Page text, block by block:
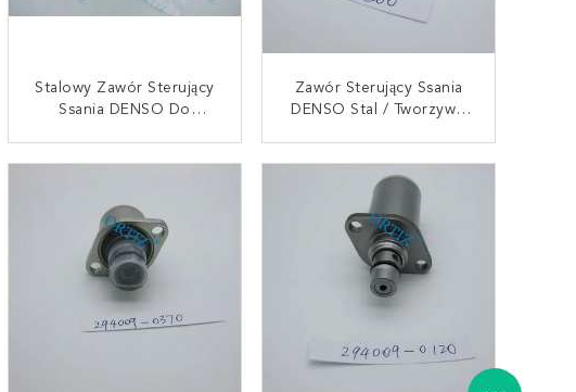
Stalowy Zawór Sterujący
Ssania DENSO Do
SKONTAKTUJ SIĘ TERAZ
Zawór Sterujący Ssania
DENSO Stal / Tworzywo
SKONTAKTUJ SIĘ TERAZ